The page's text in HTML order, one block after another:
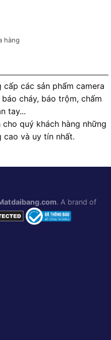
hàng
các sản phẩm camera
cháy, báo trộm, chấm
tay...
quý khách hàng những
cao và uy tín nhất.
. A brand of